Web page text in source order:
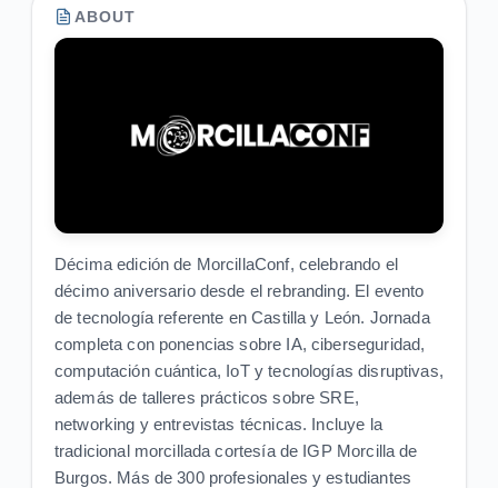
ABOUT
Décima edición de MorcillaConf, celebrando el
décimo aniversario desde el rebranding. El evento
de tecnología referente en Castilla y León. Jornada
completa con ponencias sobre IA, ciberseguridad,
computación cuántica, IoT y tecnologías disruptivas,
además de talleres prácticos sobre SRE,
networking y entrevistas técnicas. Incluye la
tradicional morcillada cortesía de IGP Morcilla de
Burgos. Más de 300 profesionales y estudiantes